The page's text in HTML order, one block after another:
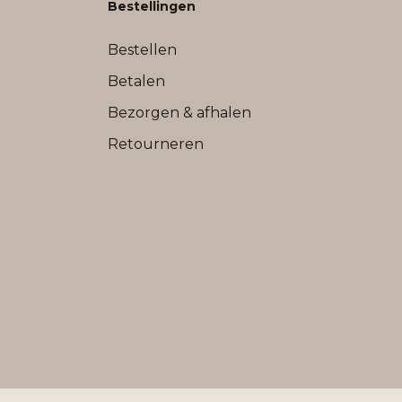
Bestellingen
Bestellen
Betalen
Bezorgen & afhalen
Retourneren